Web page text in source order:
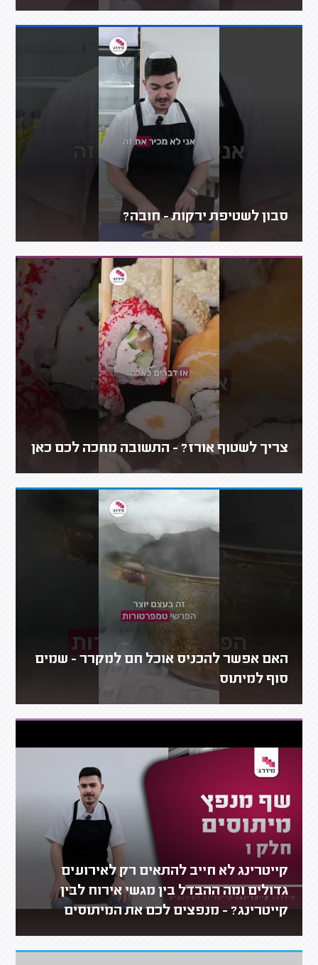
סבון לשטיפת ירקות - חובה?
צריך לשטוף אורז? - התשובה מחכה לכם כאן
האם אפשר להכניס אוכל חם למקרר - שמים
סוף למיתוס
קייטרינג לא חייב להתאים רק לאירועים
גדולים ומה ההבדל בין מגשי אירוח לבין
קייטרינג? - מנפצים לכם את המיתוסים